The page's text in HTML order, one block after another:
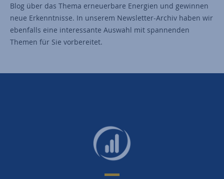
Blog über das Thema erneuerbare Energien und gewinnen
neue Erkenntnisse. In unserem Newsletter-Archiv haben wir
ebenfalls eine interessante Auswahl mit spannenden
Themen für Sie vorbereitet.